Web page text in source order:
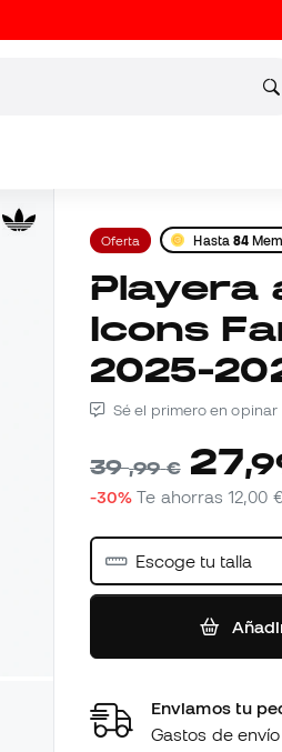
Oferta Hasta 84
Playera adidas Fc
Icons
2025-
Sé el primero en opinar
39,99 € 27,
-30% Te ahorras12,00 €
Escoge tu talla
Enviamos tu
Gastos de